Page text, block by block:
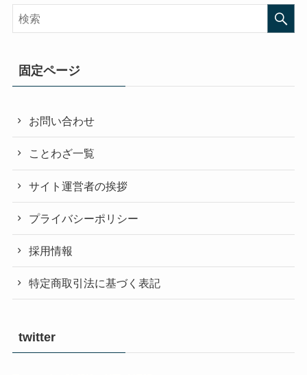
固定ページ
お問い合わせ
ことわざ一覧
サイト運営者の挨拶
プライバシーポリシー
採用情報
特定商取引法に基づく表記
twitter